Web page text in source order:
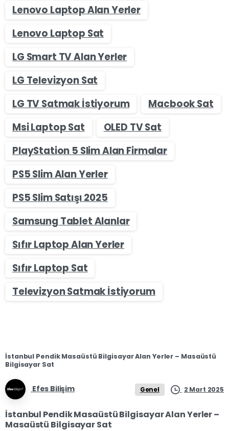
Lenovo Laptop Alan Yerler
Lenovo Laptop Sat
LG Smart TV Alan Yerler
LG Televizyon Sat
LG TV Satmak İstiyorum
Macbook Sat
Msi Laptop Sat
OLED TV Sat
PlayStation 5 Slim Alan Firmalar
PS5 Slim Alan Yerler
PS5 Slim Satışı 2025
Samsung Tablet Alanlar
Sıfır Laptop Alan Yerler
Sıfır Laptop Sat
Televizyon Satmak İstiyorum
İstanbul Pendik Masaüstü Bilgisayar Alan Yerler – Masaüstü
Bilgisayar Sat
Efes Bilişim Genel 2 Mart 2025
İstanbul Pendik Masaüstü Bilgisayar Alan Yerler –
Masaüstü Bilgisayar Sat